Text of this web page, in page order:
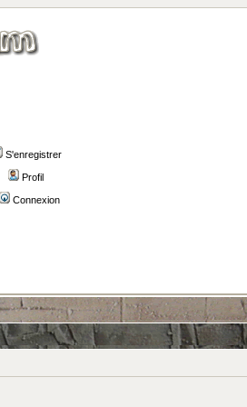
S'enregistrer
Profil
Connexion